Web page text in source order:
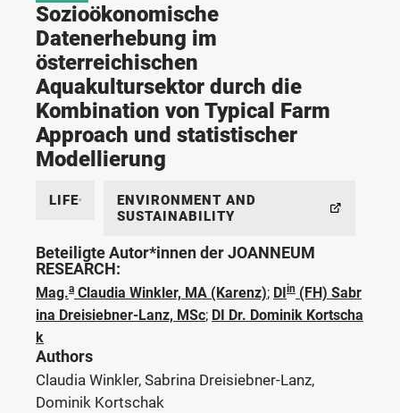
Sozioökonomische
Datenerhebung im
österreichischen
Aquakultursektor durch die
Kombination von Typical Farm
Approach und statistischer
Modellierung
LIFE
ENVIRONMENT AND
SUSTAINABILITY
Beteiligte Autor*innen der JOANNEUM
RESEARCH:
Mag.a Claudia Winkler, MA (Karenz); DIin (FH) Sabr
ina Dreisiebner-Lanz, MSc; DI Dr. Dominik Kortscha
k
Authors
Claudia Winkler, Sabrina Dreisiebner-Lanz,
Dominik Kortschak